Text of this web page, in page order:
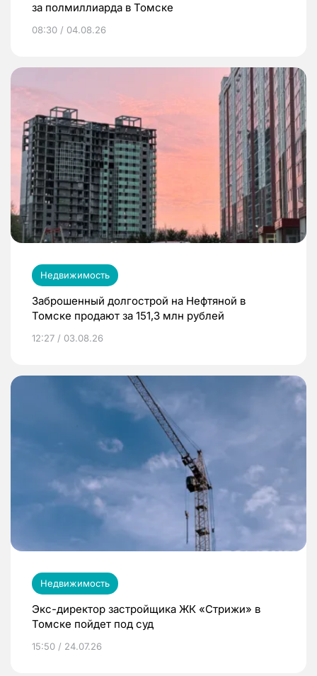
за полмиллиарда в Томске
08:30 / 04.08.26
Недвижимость
Заброшенный долгострой на Нефтяной в
Томске продают за 151,3 млн рублей
12:27 / 03.08.26
Недвижимость
Экс-директор застройщика ЖК «Стрижи» в
Томске пойдет под суд
15:50 / 24.07.26